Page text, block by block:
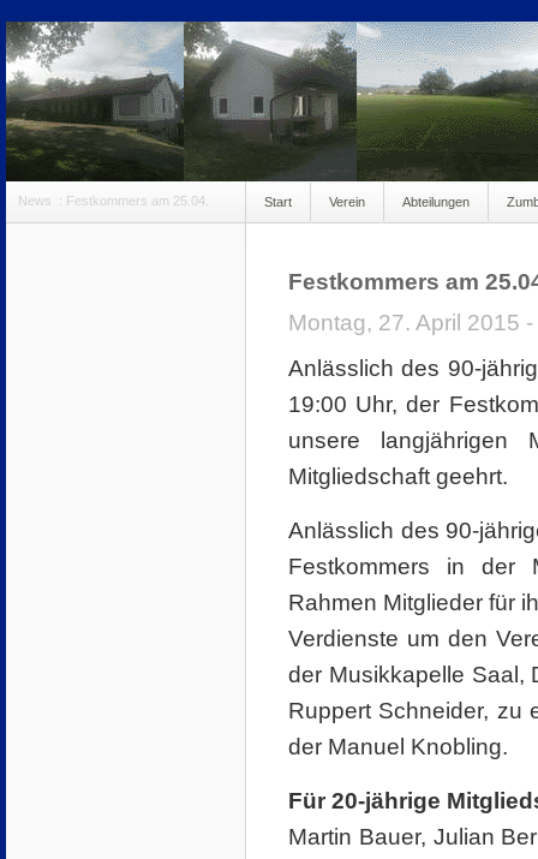
News : Festkommers am 25.04. Start Verein Abteilungen
Festkommers am
Montag, 27. April 2015
Anlässlich des 90-
19:00 Uhr, der
unsere
Mitgliedschaft geehrt.
Anlässlich des 90-
Festkommers in der
Rahmen Mitglieder für
Verdienste um den
der Musikkapelle Saal,
Ruppert Schneider, zu
der Manuel Knobling.
Für 20-jährige
Martin Bauer, Julian